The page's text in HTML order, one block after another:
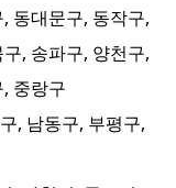
동대문구, 동작구,
, 송파구, 양천구,
중랑구
, 남동구, 부평구,